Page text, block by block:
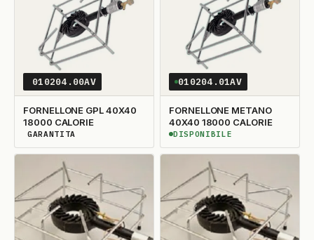
010204.00AV
FORNELLONE GPL 40X40
18000 CALORIE
DISPONIBILITÀ GARANTITA
GARANTITA
010204.01AV
FORNELLONE METANO
40X40 18000 CALORIE
DISPONIBILE
DISPONIBILE